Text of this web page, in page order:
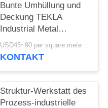
Bunte Umhüllung und
Deckung TEKLA
Industrial Metal
Workshop Buildings
USD45~90 per square meter MOQ:1000 Quadratmeter
KONTAKT
Struktur-Werkstatt des
Prozess-industrielle